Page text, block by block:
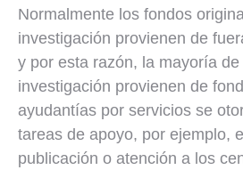
Normalmente los fondos
investigación provienen de
y por esta razón, la mayoría
investigación provienen de
ayudantías por servicios se
tareas de apoyo, por ejemplo,
publicación o atención a los